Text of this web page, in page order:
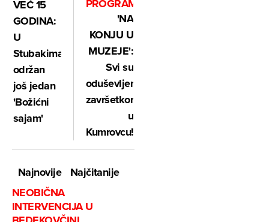
VEĆ 15
GODINA:
U
Stubakima
održan
još jedan
'Božićni
sajam'
PROGRAM
'NA
KONJU U
MUZEJE':
Svi su
oduševljeni
završetkom
u
Kumrovcu!
Najnovije
Najčitanije
NEOBIČNA
INTERVENCIJA U